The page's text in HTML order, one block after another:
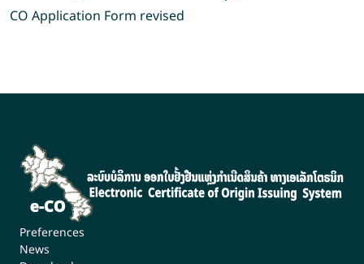
CO Application Form revised
Preferences
News